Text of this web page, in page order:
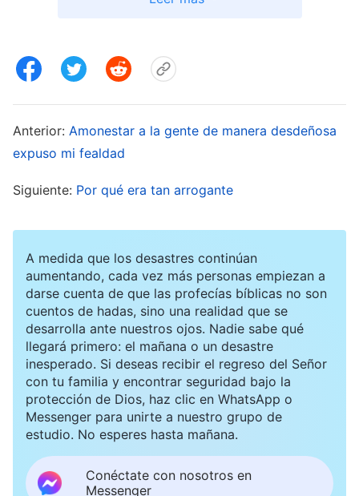
grupo otra vez, y era compañero de la hermana
no resolvía del todo los problemas de los recién
“¿De verdad es apta para este deber? Como líder
problemas de los recién llegados, tras verla
ahora, creo que sería mejor que practicara
primero un tiempo como miembro del equipo”.
Lo que más me molestaba era que cuando ella
enfrentaba problemas, siempre pedía ayuda a
otros, pero casi nunca a mí. Pensaba: “Sé cómo
solucionar estos problemas, ¿les pregunta a los
demás y no a mí porque no me respeta?”.
Después, en una reunión de trabajo, la
supervisora señaló algunos problemas en
Anterior: Amonestar a la gente de manera desdeñosa
expuso mi fealdad
Siguiente: Por qué era tan arrogante
A medida que los desastres continúan
aumentando, cada vez más personas empiezan a
darse cuenta de que las profecías bíblicas no son
cuentos de hadas, sino una realidad que se
desarrolla ante nuestros ojos. Nadie sabe qué
llegará primero: el mañana o un desastre
inesperado. Si deseas recibir el regreso del Señor
con tu familia y encontrar seguridad bajo la
protección de Dios, haz clic en WhatsApp o
Messenger para unirte a nuestro grupo de
estudio. No esperes hasta mañana.
Conéctate con nosotros en
Messenger